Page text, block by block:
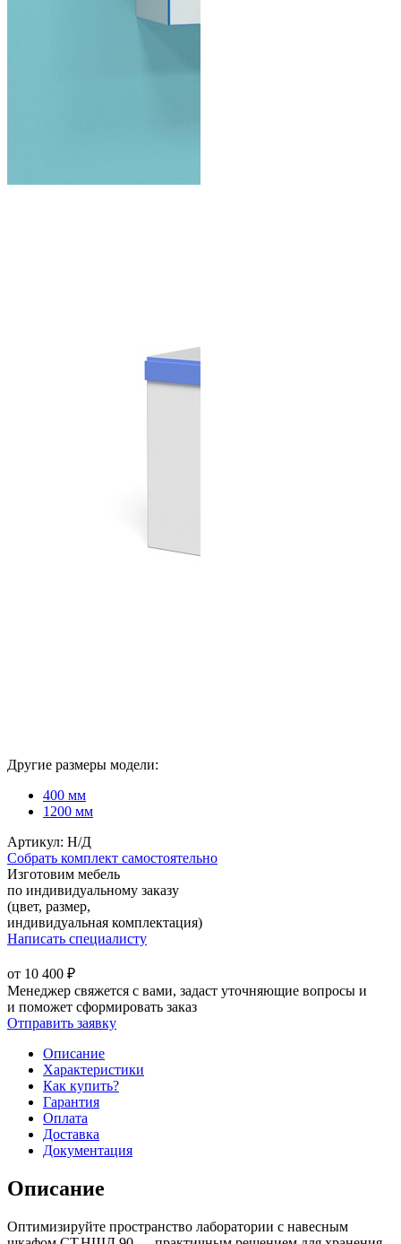
Другие размеры модели:
400 мм
1200 мм
Артикул: Н/Д
Собрать комплект самостоятельно
Изготовим мебель
по индивидуальному заказу
(цвет, размер,
индивидуальная комплектация)
Написать специалисту
от 10 400 ₽
Менеджер свяжется с вами, задаст уточняющие вопросы и
и поможет сформировать заказ
Отправить заявку
Описание
Характеристики
Как купить?
Гарантия
Оплата
Доставка
Документация
Описание
Оптимизируйте пространство лаборатории с навесным